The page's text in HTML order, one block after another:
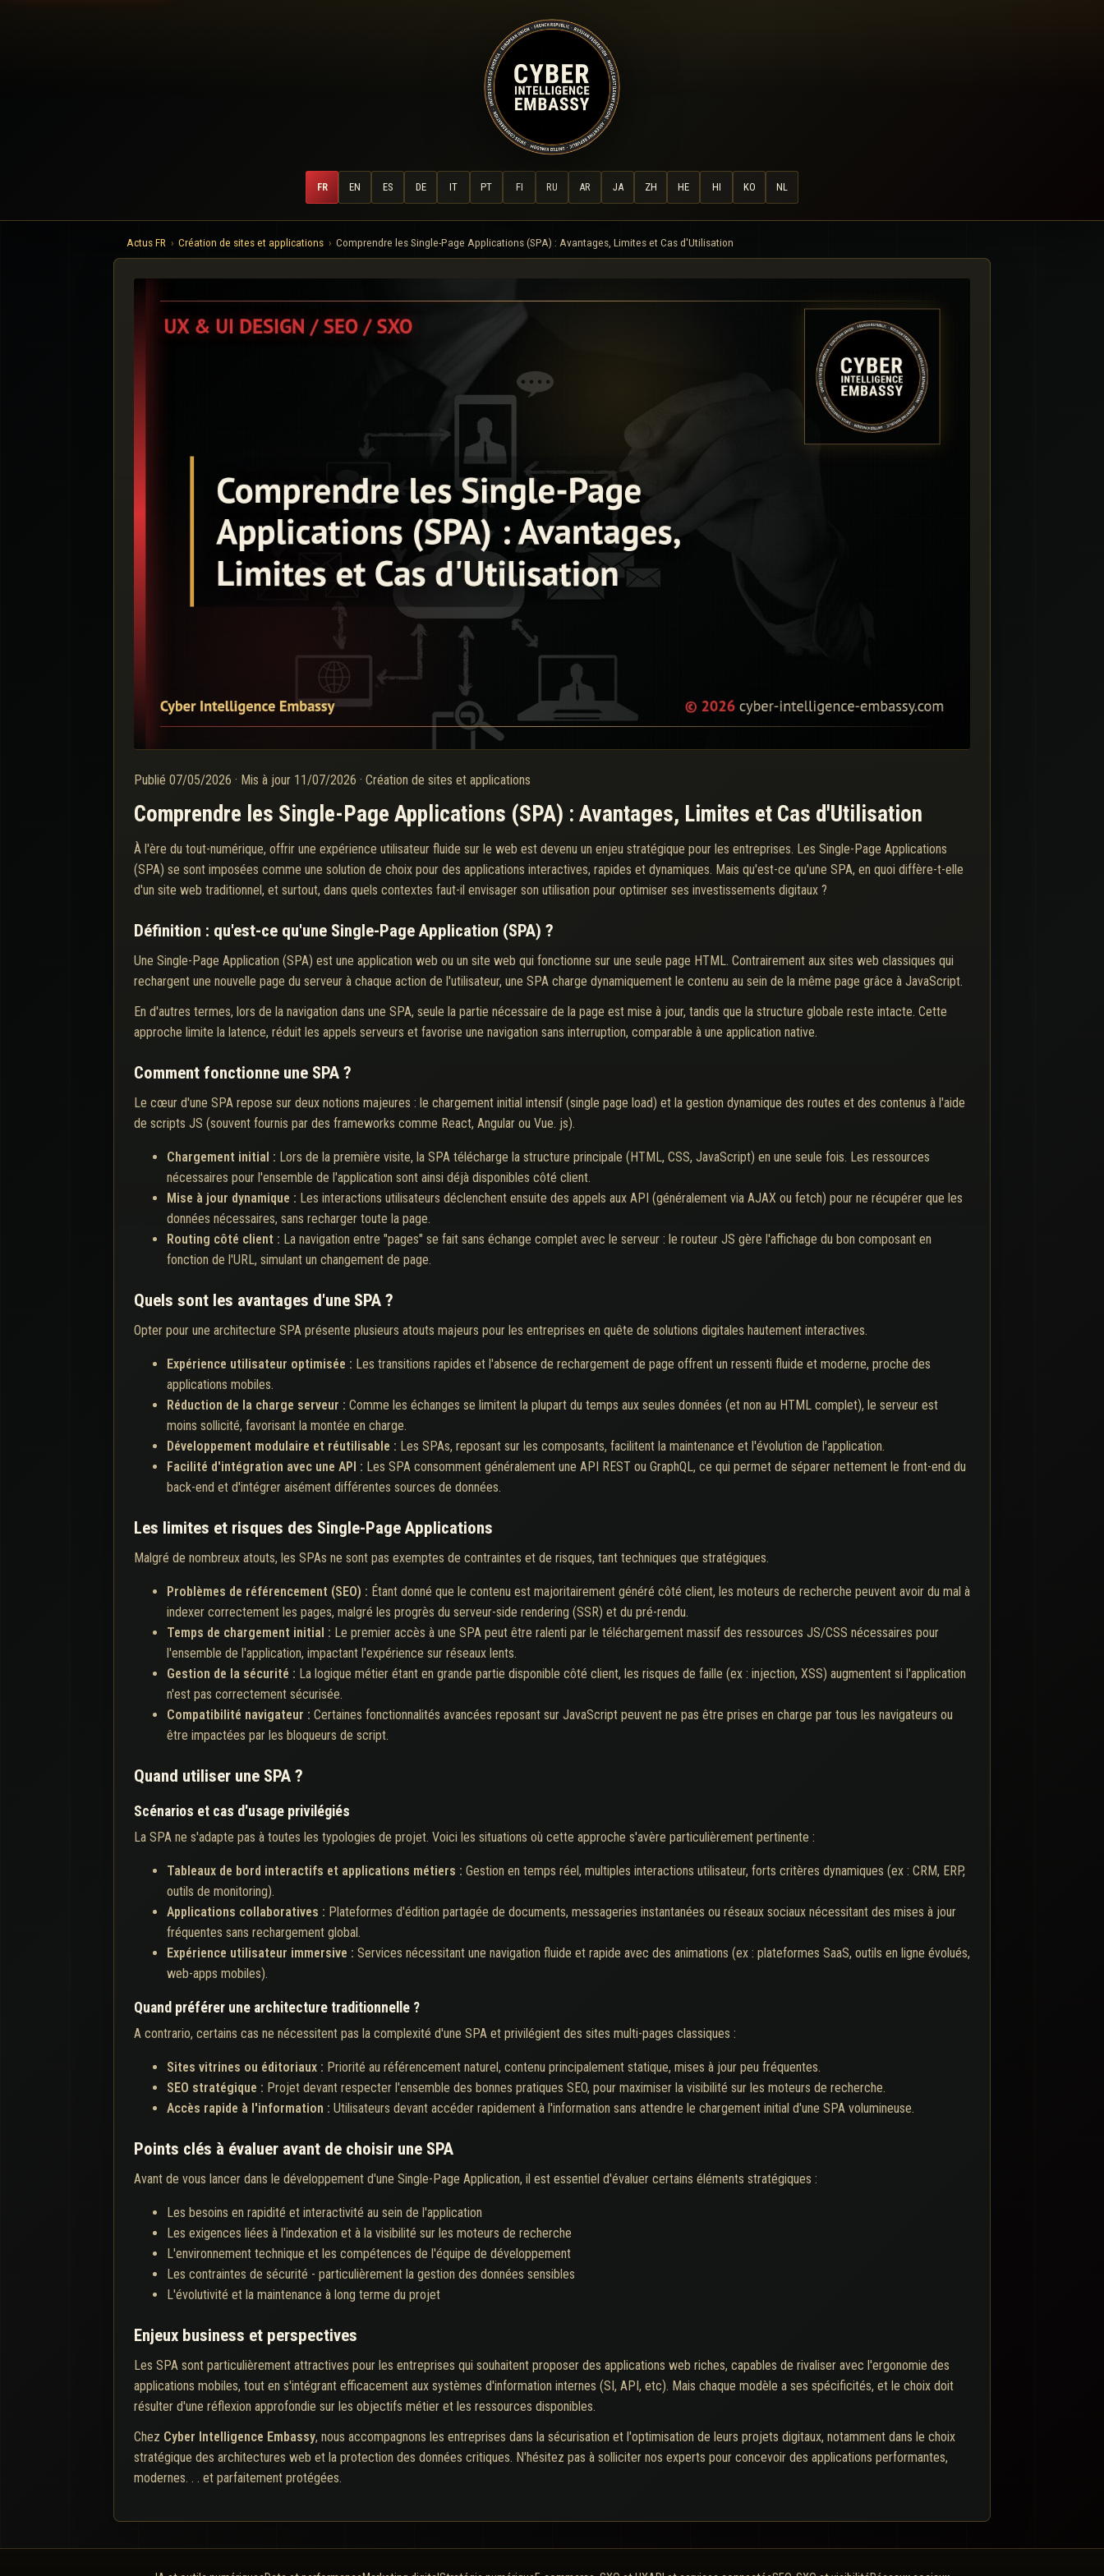
FR EN ES DE IT PT FI RU AR JA ZH HE HI KO NL
Actus FR Création de sites et applications Comprendre les Single-Page Applications (SPA) : Avantages, Limites et Cas d'Utilisation
Publié 07/05/2026 · Mis à jour 11/07/2026 · Création de sites et applications
Comprendre les Single-Page Applications (SPA) : Avantages, Limites et Cas d'Utilisation
À l'ère du tout-numérique, offrir une expérience utilisateur fluide sur le web est devenu un enjeu stratégique pour les entreprises. Les Single-Page Applications
(SPA) se sont imposées comme une solution de choix pour des applications interactives, rapides et dynamiques. Mais qu'est-ce qu'une SPA, en quoi diffère-t-elle
d'un site web traditionnel, et surtout, dans quels contextes faut-il envisager son utilisation pour optimiser ses investissements digitaux ?
Définition : qu'est-ce qu'une Single-Page Application (SPA) ?
Une Single-Page Application (SPA) est une application web ou un site web qui fonctionne sur une seule page HTML. Contrairement aux sites web classiques qui
rechargent une nouvelle page du serveur à chaque action de l'utilisateur, une SPA charge dynamiquement le contenu au sein de la même page grâce à JavaScript.
En d'autres termes, lors de la navigation dans une SPA, seule la partie nécessaire de la page est mise à jour, tandis que la structure globale reste intacte. Cette
approche limite la latence, réduit les appels serveurs et favorise une navigation sans interruption, comparable à une application native.
Comment fonctionne une SPA ?
Le cœur d'une SPA repose sur deux notions majeures : le chargement initial intensif (single page load) et la gestion dynamique des routes et des contenus à l'aide
de scripts JS (souvent fournis par des frameworks comme React, Angular ou Vue. js).
Chargement initial : Lors de la première visite, la SPA télécharge la structure principale (HTML, CSS, JavaScript) en une seule fois. Les ressources
nécessaires pour l'ensemble de l'application sont ainsi déjà disponibles côté client.
Mise à jour dynamique : Les interactions utilisateurs déclenchent ensuite des appels aux API (généralement via AJAX ou fetch) pour ne récupérer que les
données nécessaires, sans recharger toute la page.
Routing côté client : La navigation entre "pages" se fait sans échange complet avec le serveur : le routeur JS gère l'affichage du bon composant en
fonction de l'URL, simulant un changement de page.
Quels sont les avantages d'une SPA ?
Opter pour une architecture SPA présente plusieurs atouts majeurs pour les entreprises en quête de solutions digitales hautement interactives.
Expérience utilisateur optimisée : Les transitions rapides et l'absence de rechargement de page offrent un ressenti fluide et moderne, proche des
applications mobiles.
Réduction de la charge serveur : Comme les échanges se limitent la plupart du temps aux seules données (et non au HTML complet), le serveur est
moins sollicité, favorisant la montée en charge.
Développement modulaire et réutilisable : Les SPAs, reposant sur les composants, facilitent la maintenance et l'évolution de l'application.
Facilité d'intégration avec une API : Les SPA consomment généralement une API REST ou GraphQL, ce qui permet de séparer nettement le front-end du
back-end et d'intégrer aisément différentes sources de données.
Les limites et risques des Single-Page Applications
Malgré de nombreux atouts, les SPAs ne sont pas exemptes de contraintes et de risques, tant techniques que stratégiques.
Problèmes de référencement (SEO) : Étant donné que le contenu est majoritairement généré côté client, les moteurs de recherche peuvent avoir du mal à
indexer correctement les pages, malgré les progrès du serveur-side rendering (SSR) et du pré-rendu.
Temps de chargement initial : Le premier accès à une SPA peut être ralenti par le téléchargement massif des ressources JS/CSS nécessaires pour
l'ensemble de l'application, impactant l'expérience sur réseaux lents.
Gestion de la sécurité : La logique métier étant en grande partie disponible côté client, les risques de faille (ex : injection, XSS) augmentent si l'application
n'est pas correctement sécurisée.
Compatibilité navigateur : Certaines fonctionnalités avancées reposant sur JavaScript peuvent ne pas être prises en charge par tous les navigateurs ou
être impactées par les bloqueurs de script.
Quand utiliser une SPA ?
Scénarios et cas d'usage privilégiés
La SPA ne s'adapte pas à toutes les typologies de projet. Voici les situations où cette approche s'avère particulièrement pertinente :
Tableaux de bord interactifs et applications métiers : Gestion en temps réel, multiples interactions utilisateur, forts critères dynamiques (ex : CRM, ERP,
outils de monitoring).
Applications collaboratives : Plateformes d'édition partagée de documents, messageries instantanées ou réseaux sociaux nécessitant des mises à jour
fréquentes sans rechargement global.
Expérience utilisateur immersive : Services nécessitant une navigation fluide et rapide avec des animations (ex : plateformes SaaS, outils en ligne évolués,
web-apps mobiles).
Quand préférer une architecture traditionnelle ?
A contrario, certains cas ne nécessitent pas la complexité d'une SPA et privilégient des sites multi-pages classiques :
Sites vitrines ou éditoriaux : Priorité au référencement naturel, contenu principalement statique, mises à jour peu fréquentes.
SEO stratégique : Projet devant respecter l'ensemble des bonnes pratiques SEO, pour maximiser la visibilité sur les moteurs de recherche.
Accès rapide à l'information : Utilisateurs devant accéder rapidement à l'information sans attendre le chargement initial d'une SPA volumineuse.
Points clés à évaluer avant de choisir une SPA
Avant de vous lancer dans le développement d'une Single-Page Application, il est essentiel d'évaluer certains éléments stratégiques :
Les besoins en rapidité et interactivité au sein de l'application
Les exigences liées à l'indexation et à la visibilité sur les moteurs de recherche
L'environnement technique et les compétences de l'équipe de développement
Les contraintes de sécurité - particulièrement la gestion des données sensibles
L'évolutivité et la maintenance à long terme du projet
Enjeux business et perspectives
Les SPA sont particulièrement attractives pour les entreprises qui souhaitent proposer des applications web riches, capables de rivaliser avec l'ergonomie des
applications mobiles, tout en s'intégrant efficacement aux systèmes d'information internes (SI, API, etc). Mais chaque modèle a ses spécificités, et le choix doit
résulter d'une réflexion approfondie sur les objectifs métier et les ressources disponibles.
Chez Cyber Intelligence Embassy, nous accompagnons les entreprises dans la sécurisation et l'optimisation de leurs projets digitaux, notamment dans le choix
stratégique des architectures web et la protection des données critiques. N'hésitez pas à solliciter nos experts pour concevoir des applications performantes,
modernes. . . et parfaitement protégées.